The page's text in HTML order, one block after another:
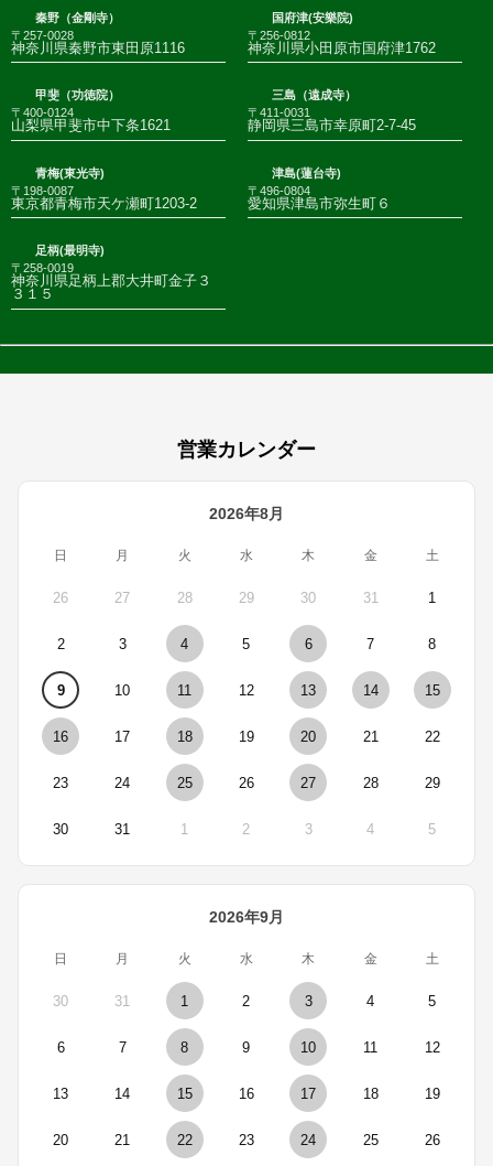
秦野（金剛寺）
〒257-0028
神奈川県秦野市東田原1116
国府津(安樂院)
〒256-0812
神奈川県小田原市国府津1762
甲斐（功徳院）
〒400-0124
山梨県甲斐市中下条1621
三島（遠成寺）
〒411-0031
静岡県三島市幸原町2-7-45
青梅(東光寺)
〒198-0087
東京都青梅市天ケ瀬町1203-2
津島(蓮台寺)
〒496-0804
愛知県津島市弥生町６
足柄(最明寺)
〒258-0019
神奈川県足柄上郡大井町金子３
３１５
営業カレンダー
2026年8月
日 月 火 水 木 金 土
26 27 28 29 30 31 1
2 3 4 5 6 7 8
9 10 11 12 13 14 15
16 17 18 19 20 21 22
23 24 25 26 27 28 29
30 31 1 2 3 4 5
2026年9月
日 月 火 水 木 金 土
30 31 1 2 3 4 5
6 7 8 9 10 11 12
13 14 15 16 17 18 19
20 21 22 23 24 25 26